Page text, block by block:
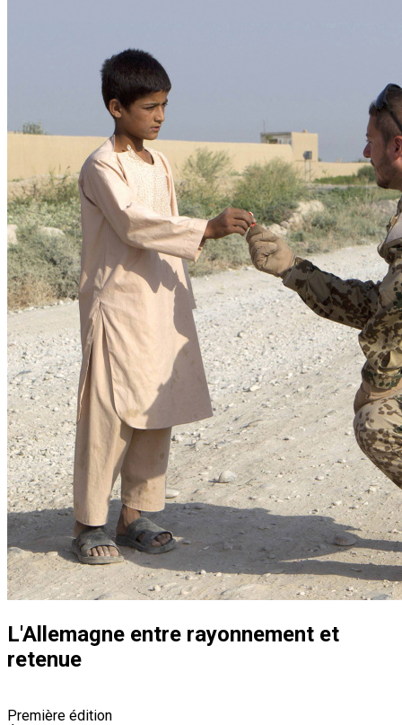
L'Allemagne entre rayonnement et
retenue
Première édition